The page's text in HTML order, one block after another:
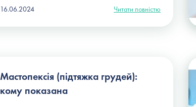
16.06.2024 Читати повністю
Мастопексія (підтяжка грудей):
кому показана